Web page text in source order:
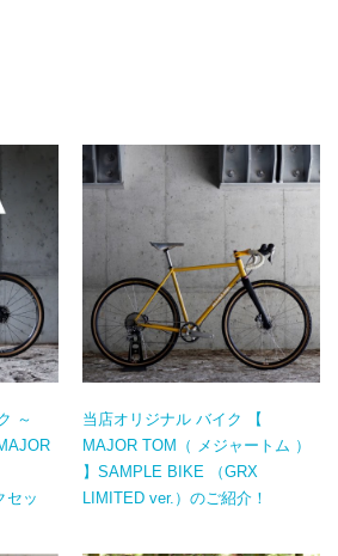
～
セッ
当店オリジナル バイク 【
MAJOR TOM（ メジャートム ）
】SAMPLE BIKE （GRX
LIMITED ver.）のご紹介！